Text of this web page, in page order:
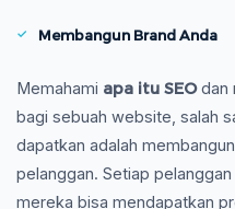
Membangun Brand Anda
Memahami apa itu SEOdan
bagi sebuah website, salah
dapatkan adalah
pelanggan. Setiap
mereka bisa mendapatkan